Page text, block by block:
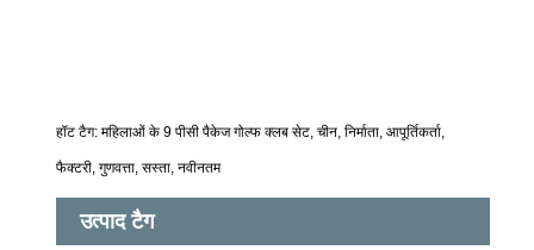
हॉट टैग: महिलाओं के 9 पीसी पैकेज गोल्फ क्लब सेट, चीन, निर्माता, आपूर्तिकर्ता,
फैक्टरी, गुणवत्ता, सस्ता, नवीनतम
उत्पाद टैग